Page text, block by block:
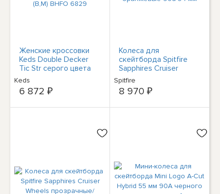
Женские кроссовки
Keds Double Decker
Tic Str серого цвета
для скейтбординга
8.5 Medium (B,M) BHFO
6829
Keds
6 872 ₽
Колеса для
скейтборда Spitfire
Sapphires Cruiser
Wheels прозрачные/
оранжевые 90d 54 мм
Spitfire
8 970 ₽